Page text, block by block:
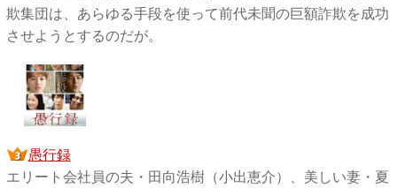
欺集団は、あらゆる手段を使って前代未聞の巨額詐欺を成功
させようとするのだが。
愚行録
エリート会社員の夫・田向浩樹（小出恵介）、美しい妻・夏